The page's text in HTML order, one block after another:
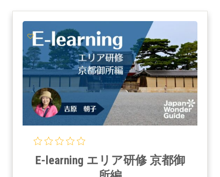
E-learning エリア研修 京都御